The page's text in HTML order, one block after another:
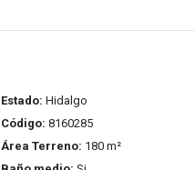
Estado: Hidalgo
Código: 8160285
Área Terreno: 180 m²